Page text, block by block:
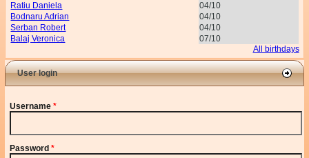
Ratiu Daniela
04/10
Bodnaru Adrian
04/10
Serban Robert
04/10
Balaj Veronica
07/10
All birthdays
User login
Username*
Password*